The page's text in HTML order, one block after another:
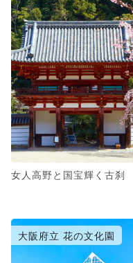
女人高野と国宝輝く古刹
大阪府立 花の文化園